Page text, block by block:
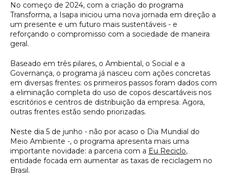
No começo de 2024, com a criação do programa
Transforma, a Isapa iniciou uma nova jornada em direção a
um presente e um futuro mais sustentáveis - e
reforçando o compromisso com a sociedade de maneira
geral.
Baseado em três pilares, o Ambiental, o Social e a
Governança, o programa já nasceu com ações concretas
em diversas frentes: os primeiros passos foram dados com
a eliminação completa do uso de copos descartáveis nos
escritórios e centros de distribuição da empresa. Agora,
outras frentes estão sendo priorizadas.
Neste dia 5 de junho - não por acaso o Dia Mundial do
Meio Ambiente -, o programa apresenta mais uma
importante novidade: a parceria com a Eu Reciclo,
entidade focada em aumentar as taxas de reciclagem no
Brasil.